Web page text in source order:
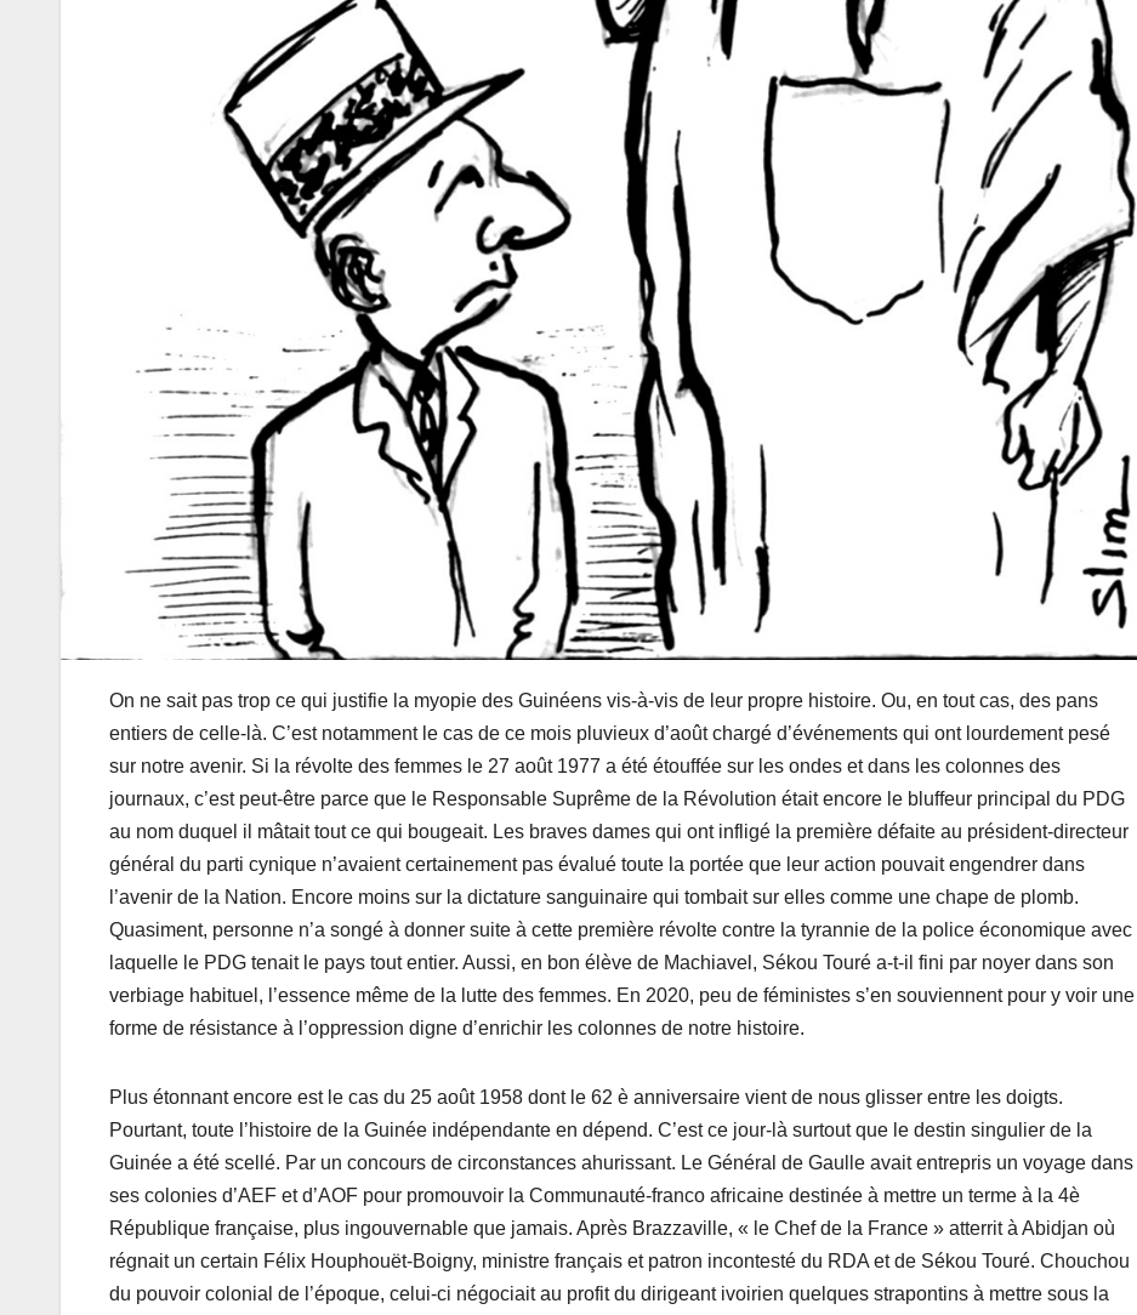
On ne sait pas trop ce qui justifie la myopie des Guinéens vis-à-vis de leur propre histoire. Ou, en tout cas, des pans
entiers de celle-là. C’est notamment le cas de ce mois pluvieux d’août chargé d’événements qui ont lourdement pesé
sur notre avenir. Si la révolte des femmes le 27 août 1977 a été étouffée sur les ondes et dans les colonnes des
journaux, c’est peut-être parce que le Responsable Suprême de la Révolution était encore le bluffeur principal du PDG
au nom duquel il mâtait tout ce qui bougeait. Les braves dames qui ont infligé la première défaite au président-directeur
général du parti cynique n’avaient certainement pas évalué toute la portée que leur action pouvait engendrer dans
l’avenir de la Nation. Encore moins sur la dictature sanguinaire qui tombait sur elles comme une chape de plomb.
Quasiment, personne n’a songé à donner suite à cette première révolte contre la tyrannie de la police économique avec
laquelle le PDG tenait le pays tout entier. Aussi, en bon élève de Machiavel, Sékou Touré a-t-il fini par noyer dans son
verbiage habituel, l’essence même de la lutte des femmes. En 2020, peu de féministes s’en souviennent pour y voir une
forme de résistance à l’oppression digne d’enrichir les colonnes de notre histoire.
Plus étonnant encore est le cas du 25 août 1958 dont le 62 è anniversaire vient de nous glisser entre les doigts.
Pourtant, toute l’histoire de la Guinée indépendante en dépend. C’est ce jour-là surtout que le destin singulier de la
Guinée a été scellé. Par un concours de circonstances ahurissant. Le Général de Gaulle avait entrepris un voyage dans
ses colonies d’AEF et d’AOF pour promouvoir la Communauté-franco africaine destinée à mettre un terme à la 4è
République française, plus ingouvernable que jamais. Après Brazzaville, « le Chef de la France » atterrit à Abidjan où
régnait un certain Félix Houphouët-Boigny, ministre français et patron incontesté du RDA et de Sékou Touré. Chouchou
du pouvoir colonial de l’époque, celui-ci négociait au profit du dirigeant ivoirien quelques strapontins à mettre sous la